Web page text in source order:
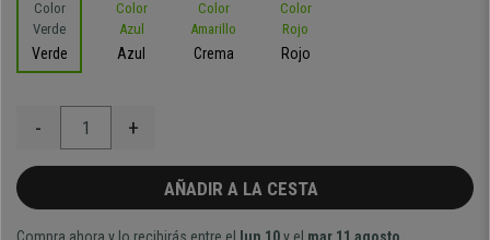
Verde Azul Crema Rojo
- +
AÑADIR A LA CESTA